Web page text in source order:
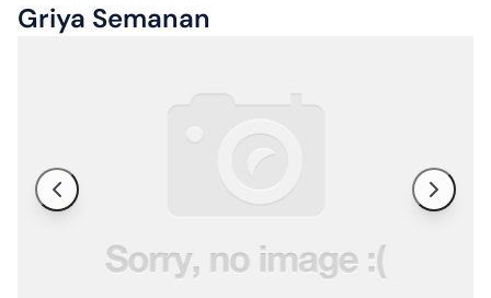
Griya Semanan